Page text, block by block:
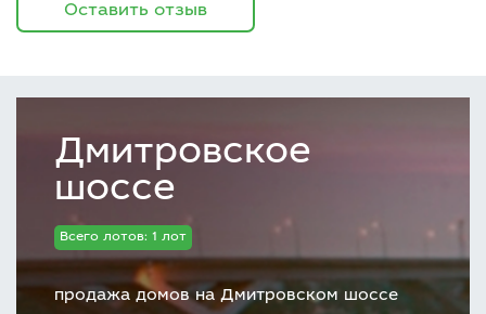
Оставить отзыв
Дмитровское
шоссе
Всего лотов: 1 лот
продажа домов на Дмитровском шоссе